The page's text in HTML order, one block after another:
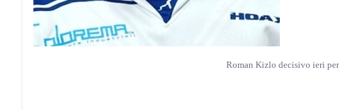
Roman Kizlo decisivo ieri